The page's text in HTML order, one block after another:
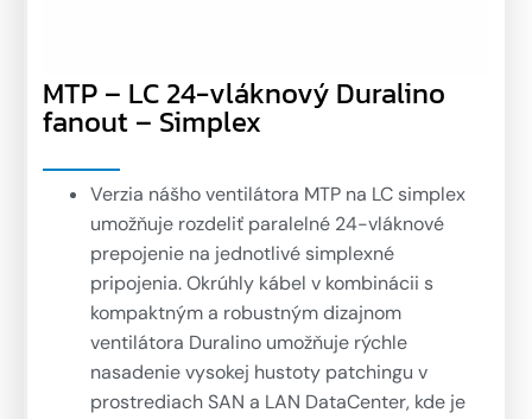
MTP – LC 24-vláknový Duralino
fanout – Simplex
Verzia nášho ventilátora MTP na LC simplex
umožňuje rozdeliť paralelné 24-vláknové
prepojenie na jednotlivé simplexné
pripojenia. Okrúhly kábel v kombinácii s
kompaktným a robustným dizajnom
ventilátora Duralino umožňuje rýchle
nasadenie vysokej hustoty patchingu v
prostrediach SAN a LAN DataCenter, kde je